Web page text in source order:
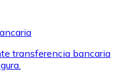
para comprar
transferencia bancaria